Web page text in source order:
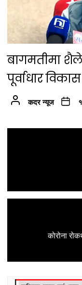
बागमतीमा
पूर्वाधार
कदर न्यूज
कोरोना